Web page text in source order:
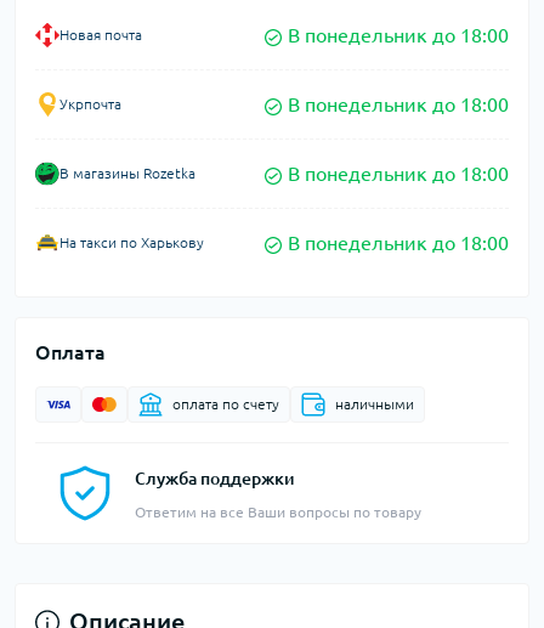
Новая почта В понедельник до 18:00
Укрпочта В понедельник до 18:00
В магазины Rozetka В понедельник до 18:00
На такси по Харькову В понедельник до 18:00
Оплата
оплата по счету наличными
Служба поддержки
Ответим на все Ваши вопросы по товару
Описание